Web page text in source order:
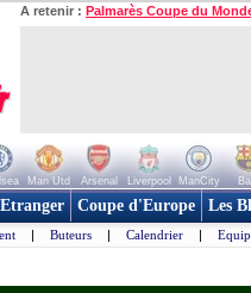
A retenir : Palmarès Coupe du
Man Utd Arsenal Liverpool ManCity
Etranger Coupe d'Europe Les
| Buteurs | Calendrier |